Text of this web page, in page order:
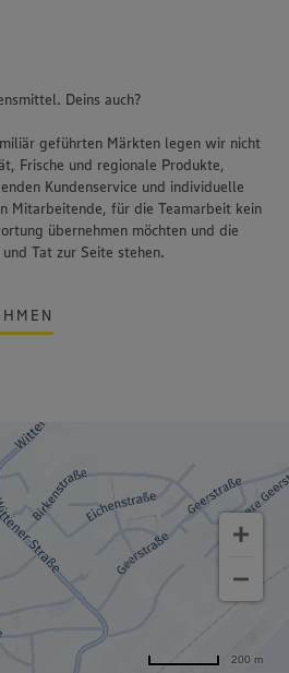
Deins auch?
geführten Märkten legen wir nicht
Frische und regionale Produkte,
Kundenservice und individuelle
Mitarbeitende, für die Teamarbeit kein
übernehmen möchten und die
Tat zur Seite stehen.
200 m